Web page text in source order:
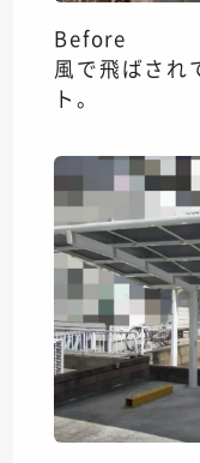
Before
風で飛ばされ
ト。